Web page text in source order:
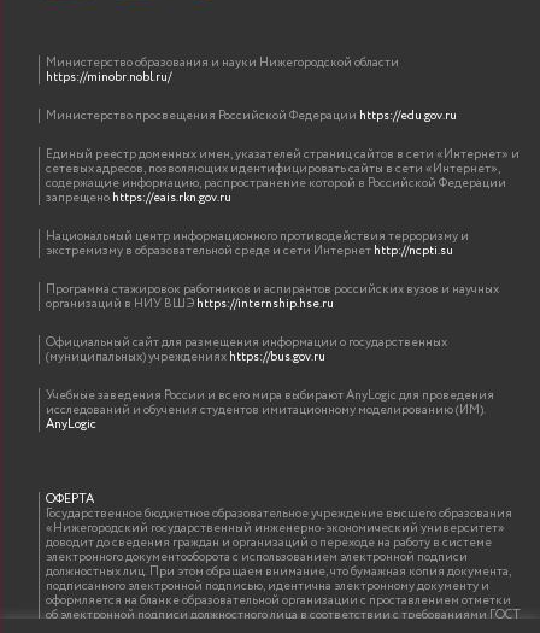
Министерство образования и науки Нижегородской области
https://minobr.nobl.ru/
Министерство просвещения Российской Федерации https://edu.gov.ru
Единый реестр доменных имен, указателей страниц сайтов в сети «Интернет» и
сетевых адресов, позволяющих идентифицировать сайты в сети «Интернет»,
содержащие информацию, распространение которой в Российской Федерации
запрещеноhttps://eais.rkn.gov.ru
Национальный центр информационного противодействия терроризму и
экстремизму в образовательной среде и сети Интернетhttp://ncpti.su
Программа стажировок работников и аспирантов российских вузов и научных
организаций в НИУ ВШЭhttps://internship.hse.ru
Официальный сайт для размещения информации о государственных
(муниципальных) учрежденияхhttps://bus.gov.ru
Учебные заведения России и всего мира выбирают AnyLogic для проведения
исследований и обучения студентов имитационному моделированию (ИМ).
AnyLogic
ОФЕРТА
Государственное бюджетное образовательное учреждение высшего образования
«Нижегородский государственный инженерно-экономический университет»
доводит до сведения граждан и организаций о переходе на работу в системе
электронного документооборота с использованием электронной подписи
должностных лиц. При этом обращаем внимание, что бумажная копия документа,
подписанного электронной подписью, идентична электронному документу и
оформляется на бланке образовательной организации с проставлением отметки
об электронной подписи должностного лица в соответствии с требованиями ГОСТ